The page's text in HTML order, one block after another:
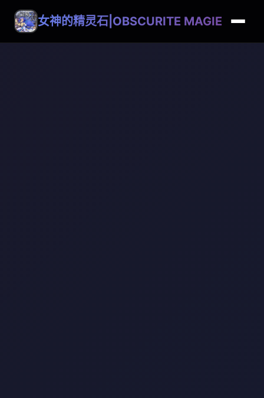
女神的精灵石|OBSCURITE MAGIE